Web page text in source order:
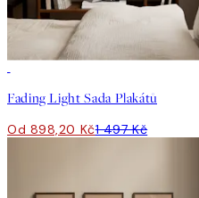
Fading Light Sada Plakátů
Od 898,20 Kč1 497 Kč